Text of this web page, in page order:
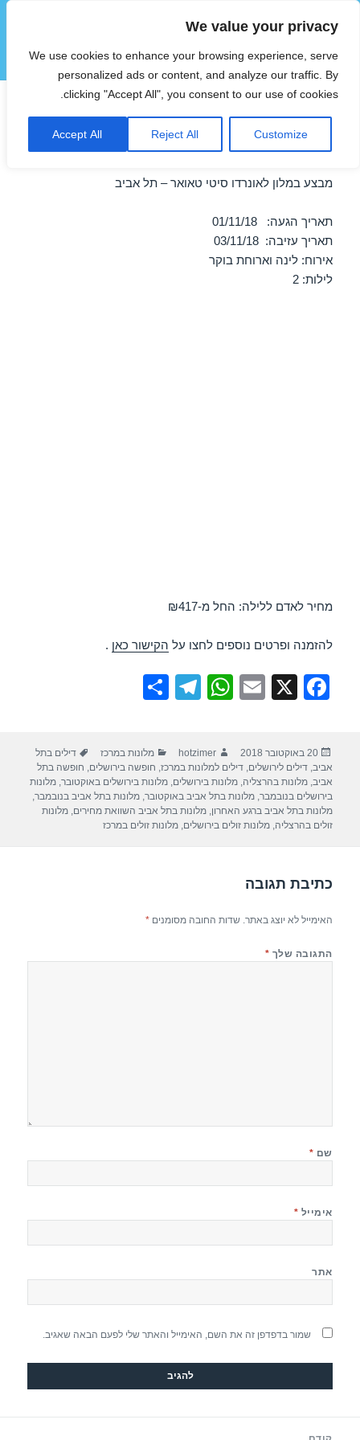
We value your privacy
We use cookies to enhance your browsing experience, serve
personalized ads or content, and analyze our traffic. By
clicking "Accept All", you consent to our use of cookies.
Customize
Reject All
Accept All
הוטצימר
תפריטים
ווידג'טים
חופשה במלון לאונרדו סיטי
טאואר – תל אביב 01/11/2018
מבצע במלון לאונרדו סיטי טאואר – תל אביב
תאריך הגעה: 01/11/18
תאריך עזיבה: 03/11/18
אירוח: לינה וארוחת בוקר
לילות: 2
מחיר לאדם ללילה: החל מ-₪417
להזמנה ופרטים נוספים לחצו על הקישור כאן .
F
e
b
o
X
E
W
s
A
p
T
gr
a
m
e
פורסם
בתאריך
20 באוקטובר 2018 מחבר
hotzimer קטגוריות
מלונות במרכז תגיות
דילים בתל
אביב,דילים לירושלים,דילים למלונות במרכז, חופשה בירושלים, חופשה בתל
אביב,מלונות בהרצליה,מלונות בירושלים,מלונות בירושלים באוקטובר,מלונות
בירושלים בנובמבר,מלונות בתל אביב באוקטובר,מלונות בתל אביב בנובמבר,
מלונות בתל אביב ברגע האחרון,מלונות בתל אביב השוואת מחירים,מלונות
זולים בהרצליה,מלונות זולים בירושלים,מלונות זולים במרכז
כתיבת תגובה
האימייל לא יוצג באתר. שדות החובה מסומנים*
התגובה שלך *
שם *
אימייל *
אתר
שמור בדפדפן זה את השם, האימייל והאתר שלי לפעם הבאה שאגיב.